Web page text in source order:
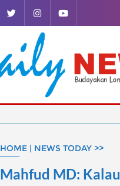
HOME | NEWS TODAY >>
Mahfud MD: